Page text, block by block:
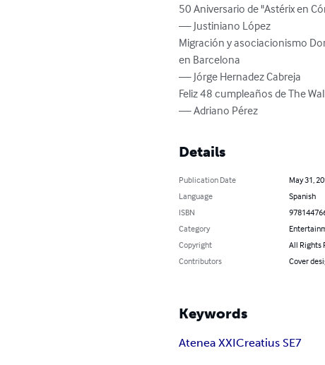
50 Aniversario de "Astérix en
— Justiniano López
Migración y asociacionismo
en Barcelona
— Jórge Hernadez Cabreja
Feliz 48 cumpleaños de The
— Adriano Pérez
Details
Publication Date
May 31,
Language
Spanish
ISBN
Category
Copyright
All Rights
Contributors
Cover
Keywords
Atenea XXICreatius SE7